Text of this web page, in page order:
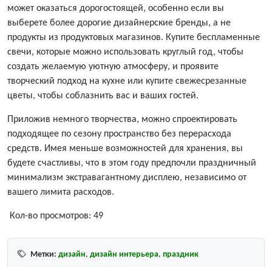
может оказаться дорогостоящей, особенно если вы
выберете более дорогие дизайнерские бренды, а не
продукты из продуктовых магазинов. Купите беспламенные
свечи, которые можно использовать круглый год, чтобы
создать желаемую уютную атмосферу, и проявите
творческий подход на кухне или купите свежесрезанные
цветы, чтобы соблазнить вас и ваших гостей.
Приложив немного творчества, можно спроектировать
подходящее по сезону пространство без перерасхода
средств. Имея меньше возможностей для хранения, вы
будете счастливы, что в этом году предпочли праздничный
минимализм экстравагантному дисплею, независимо от
вашего лимита расходов.
Кол-во просмотров: 49
Метки: дизайн, дизайн интерьера, праздник